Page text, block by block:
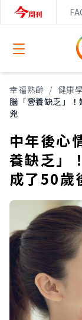
Open menu
幸福熟齡 / 健康
腦「營養缺乏」
兇
中年後心
養缺乏」
成了50歲